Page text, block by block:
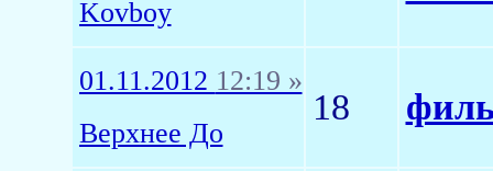
Kovboy
01.11.2012 12:19 »
Верхнее До
18